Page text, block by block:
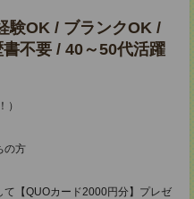
験OK / ブランクOK /
不要 / 40～50代活躍
）
の方
【QUOカード2000円分】プレゼ